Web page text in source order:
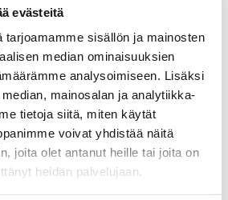
evästeitä
tarjoamamme sisällön ja mainosten
median ominaisuuksien
analysoimiseen. Lisäksi
mainosalan ja analytiikka-
tietoja siitä, miten käytät
voivat yhdistää näitä
joita olet antanut heille tai joita on
heidän palvelujaan.
työpöytä sopii kotiin